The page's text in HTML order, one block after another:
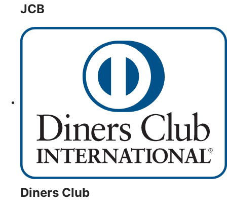
JCB
Diners Club